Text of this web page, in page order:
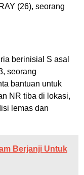
(26), seorang
berinisial S asal
seorang
bantuan untuk
NR tiba di lokasi,
lemas dan
Berjanji Untuk